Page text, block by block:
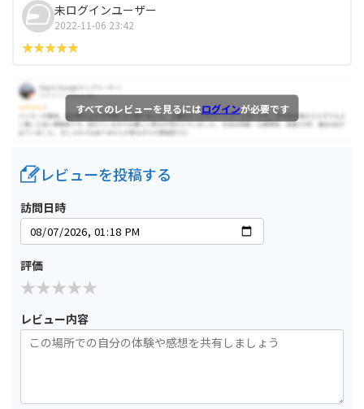
未ログインユーザー
2022-11-06 23:42
すべてのレビューを見るにはログインが必要です
レビューを投稿する
訪問日時
評価
レビュー内容